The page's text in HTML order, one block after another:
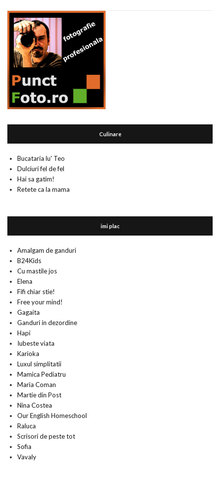
Culinare
Bucataria lu' Teo
Dulciuri fel de fel
Hai sa gatim!
Retete ca la mama
imi plac
Amalgam de ganduri
B24Kids
Cu mastile jos
Elena
Fifi chiar stie!
Free your mind!
Gagaita
Ganduri in dezordine
Hapi
Iubeste viata
Karioka
Luxul simplitatii
Mamica Pediatru
Maria Coman
Martie din Post
Nina Costea
Our English Homeschool
Raluca
Scrisori de peste tot
Sofia
Vavaly